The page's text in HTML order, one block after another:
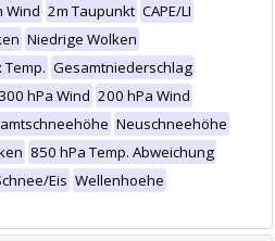
Wind 2m Taupunkt CAPE/LI
Niedrige Wolken
Gesamtniederschlag
300 hPa Wind 200 hPa Wind
Neuschneehöhe
850 hPa Temp. Abweichung
Eis Wellenhoehe